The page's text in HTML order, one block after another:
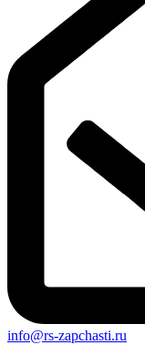
info@rs-zapchasti.ru